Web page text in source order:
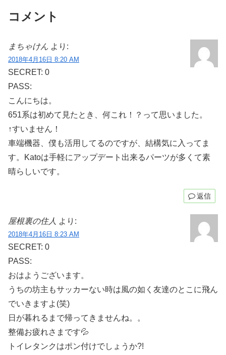
コメント
まちゃけん より:
2018年4月16日 8:20 AM
SECRET: 0
PASS:
こんにちは。
651系は初めて見たとき、何これ！？って思いました。
↑すいません！
車端機器、僕も活用してるのですが、結構気に入ってま
す。Katoは手軽にアップデート出来るパーツが多くて素
晴らしいです。
返信
屋根裏の住人 より:
2018年4月16日 8:23 AM
SECRET: 0
PASS:
おはようございます。
うちの坊主もサッカーない時は風の如く友達のとこに飛ん
でいきますよ(笑)
日が暮れるまで帰ってきませんね。。
整備お疲れさまです💦
トイレタンクはポン付けでしょうか?!